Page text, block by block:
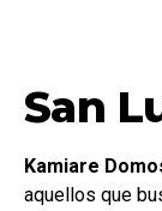
San
Kamiare
aquellos que